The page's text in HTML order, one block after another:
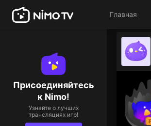
Главная
Присоединяйтесь
к Nimo!
Узнайте о лучших
трансляциях игр!